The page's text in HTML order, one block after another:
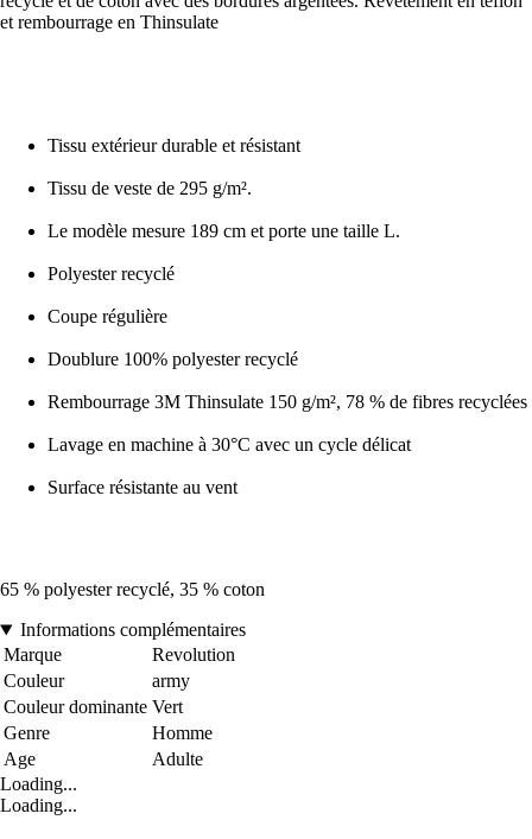
et rembourrage en Thinsulate
Tissu extérieur durable et résistant
Tissu de veste de 295 g/m².
Le modèle mesure 189 cm et porte une taille L.
Polyester recyclé
Coupe régulière
Doublure 100% polyester recyclé
Rembourrage 3M Thinsulate 150 g/m², 78 % de fibres recyclées
Lavage en machine à 30°C avec un cycle délicat
Surface résistante au vent
65 % polyester recyclé, 35 % coton
Informations complémentaires
Marque
Revolution
Couleur
army
Couleur dominante Vert
Genre
Homme
Age
Adulte
Loading...
Loading...